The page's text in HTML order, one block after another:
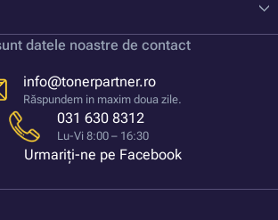
datele noastre de contact
info@tonerpartner.ro
Răspundem in maxim doua zile.
031 630 8312
Lu-Vi 8:00 – 16:30
Urmariți-ne pe Facebook